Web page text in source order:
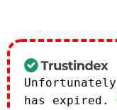
has expired.